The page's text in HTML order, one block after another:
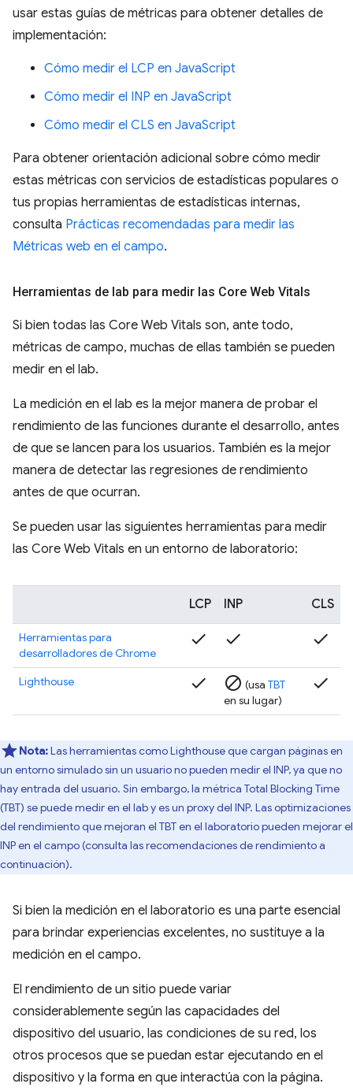
usar estas guías de métricas para obtener detalles de
implementación:
Cómo medir el LCP en JavaScript
Cómo medir el INP en JavaScript
Cómo medir el CLS en JavaScript
Para obtener orientación adicional sobre cómo medir
estas métricas con servicios de estadísticas populares o
tus propias herramientas de estadísticas internas,
consulta Prácticas recomendadas para medir las
Métricas web en el campo.
Herramientas de lab para medir las Core Web Vitals
Si bien todas las Core Web Vitals son, ante todo,
métricas de campo, muchas de ellas también se pueden
medir en el lab.
La medición en el lab es la mejor manera de probar el
rendimiento de las funciones durante el desarrollo, antes
de que se lancen para los usuarios. También es la mejor
manera de detectar las regresiones de rendimiento
antes de que ocurran.
Se pueden usar las siguientes herramientas para medir
las Core Web Vitals en un entorno de laboratorio:
LCP INP CLS
Herramientas para
desarrolladores de Chrome
check check check
Lighthouse check block (usa TBT
en su lugar)
check
Nota:Las herramientas como Lighthouse que cargan páginas en
un entorno simulado sin un usuario no pueden medir el INP, ya que no
hay entrada del usuario. Sin embargo, la métrica Total Blocking Time
(TBT) se puede medir en el lab y es un proxy del INP. Las optimizaciones
del rendimiento que mejoran el TBT en el laboratorio pueden mejorar el
INP en el campo (consulta las recomendaciones de rendimiento a
continuación).
Si bien la medición en el laboratorio es una parte esencial
para brindar experiencias excelentes, no sustituye a la
medición en el campo.
El rendimiento de un sitio puede variar
considerablemente según las capacidades del
dispositivo del usuario, las condiciones de su red, los
otros procesos que se puedan estar ejecutando en el
dispositivo y la forma en que interactúa con la página.